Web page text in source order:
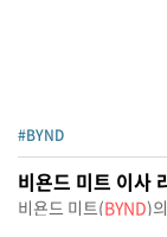
#BYND
비욘드 미트 이사
비욘드 미트(BYND